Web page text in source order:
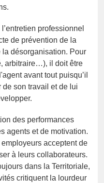
professionnel
de prévention de la
la désorganisation. Pour
arbitraire…), il doit être
avant tout puisqu’il
de son travail et de lui
des performances
agents et de motivation.
acceptent de
à leurs collaborateurs.
dans la Territoriale,
critiquent la lourdeur